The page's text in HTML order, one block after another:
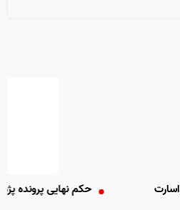
حکم نهایی پرونده پژمان جمشیدی صادر شد